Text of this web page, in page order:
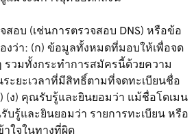
อบ (เช่นการตรวจสอบ DNS) หรือข้อ
งว่า: (ก) ข้อมูลทั้งหมดที่มอบให้เพื่อจด
รวมทั้งกระทำการสมัครนี้ด้วยความ
ะยะเวลาที่มีสิทธิ์ตามที่จดทะเบียนชื่อ
(ง) คุณรับรู้และยินยอมว่า แม้ชื่อโดเมน
รู้และยินยอมว่า รายการทะเบียน หรือ
ใจในทางที่ผิด